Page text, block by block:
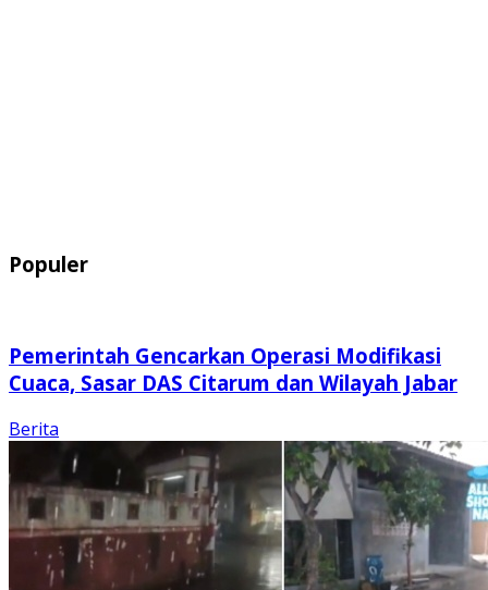
Populer
Pemerintah Gencarkan Operasi Modifikasi
Cuaca, Sasar DAS Citarum dan Wilayah Jabar
Berita